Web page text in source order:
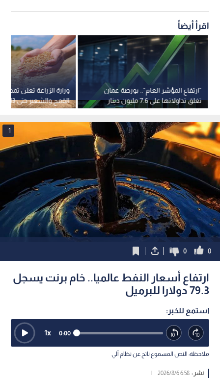
اقرأ أيضاً
وزارة الزراعة تعلن تمديد
القمح والشعير حتى 13 آب
"ارتفاع المؤشر العام".. بورصة عمان
تغلق تداولاتها على 7.6 مليون دينار
1
0
0
ارتفاع أسعار النفط عالميا.. خام برنت يسجل
79.3 دولارا للبرميل
استمع للخبر:
0:00
1x
ملاحظة: النص المسموع ناتج عن نظام آلي
نشر :6:58 2026/8/6